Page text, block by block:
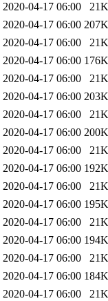
2020-04-17 06:00
21K
2020-04-17 06:00 207K
2020-04-17 06:00
21K
2020-04-17 06:00 176K
2020-04-17 06:00
21K
2020-04-17 06:00 203K
2020-04-17 06:00
21K
2020-04-17 06:00 200K
2020-04-17 06:00
21K
2020-04-17 06:00 192K
2020-04-17 06:00
21K
2020-04-17 06:00 195K
2020-04-17 06:00
21K
2020-04-17 06:00 194K
2020-04-17 06:00
21K
2020-04-17 06:00 184K
2020-04-17 06:00
21K